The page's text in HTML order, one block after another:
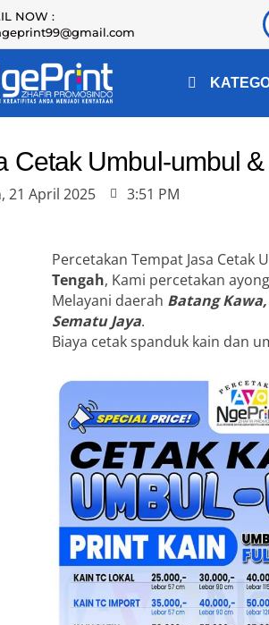
NOW :
Cetak Umbul-umbul
21 April 2025 3:51 PM
Percetakan Tempat Jasa Cetak
Tengah, Kami percetakan
Melayani daerah Batang
Sematu Jaya.
Biaya cetak spanduk kain dan